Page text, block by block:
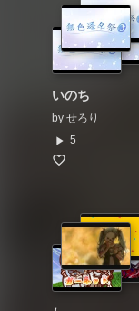
いのち
by せろり
play_arrow 5